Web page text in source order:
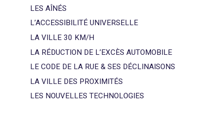
LES AÎNÉS
L’ACCESSIBILITÉ UNIVERSELLE
LA VILLE 30 KM/H
LA RÉDUCTION DE L’EXCÈS AUTOMOBILE
LE CODE DE LA RUE & SES DÉCLINAISONS
LA VILLE DES PROXIMITÉS
LES NOUVELLES TECHNOLOGIES